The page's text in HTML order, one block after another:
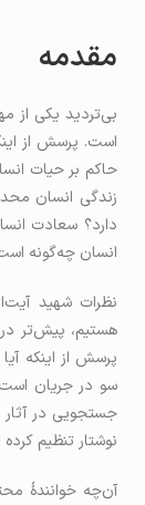
مقدمه
بی‌تردید یکی از
است. پرسش از
حاکم بر حیات
زندگی انسان
دارد؟ سعادت
انسان چه‌گونه
نظرات شهید
هستیم، پیش‌تر در
پرسش از اینکه
سو در جریان
جستجویی در آثار
نوشتار تنظیم
آن‌چه خوانندۀ